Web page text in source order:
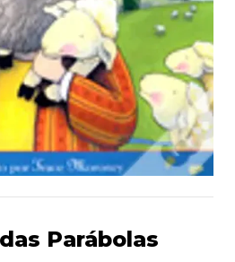
Parábolas